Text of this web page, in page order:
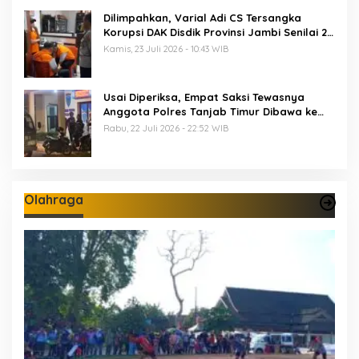
Dilimpahkan, Varial Adi CS Tersangka
Korupsi DAK Disdik Provinsi Jambi Senilai 21
M Segera Disidang
Kamis, 23 Juli 2026 - 10:43 WIB
Usai Diperiksa, Empat Saksi Tewasnya
Anggota Polres Tanjab Timur Dibawa ke
Sel Tahanan Mapolda Jambi
Rabu, 22 Juli 2026 - 22:52 WIB
Olahraga